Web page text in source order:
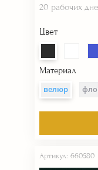
20 рабочих
Цвет
Материал
велюр
Артикул: 660580